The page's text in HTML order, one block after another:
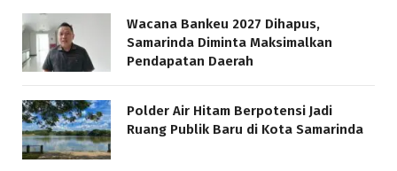
Wacana Bankeu 2027 Dihapus,
Samarinda Diminta Maksimalkan
Pendapatan Daerah
Polder Air Hitam Berpotensi Jadi
Ruang Publik Baru di Kota Samarinda